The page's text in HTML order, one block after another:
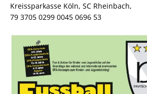
Kreissparkasse Köln, SC
79 3705 0299 0045 0696 53